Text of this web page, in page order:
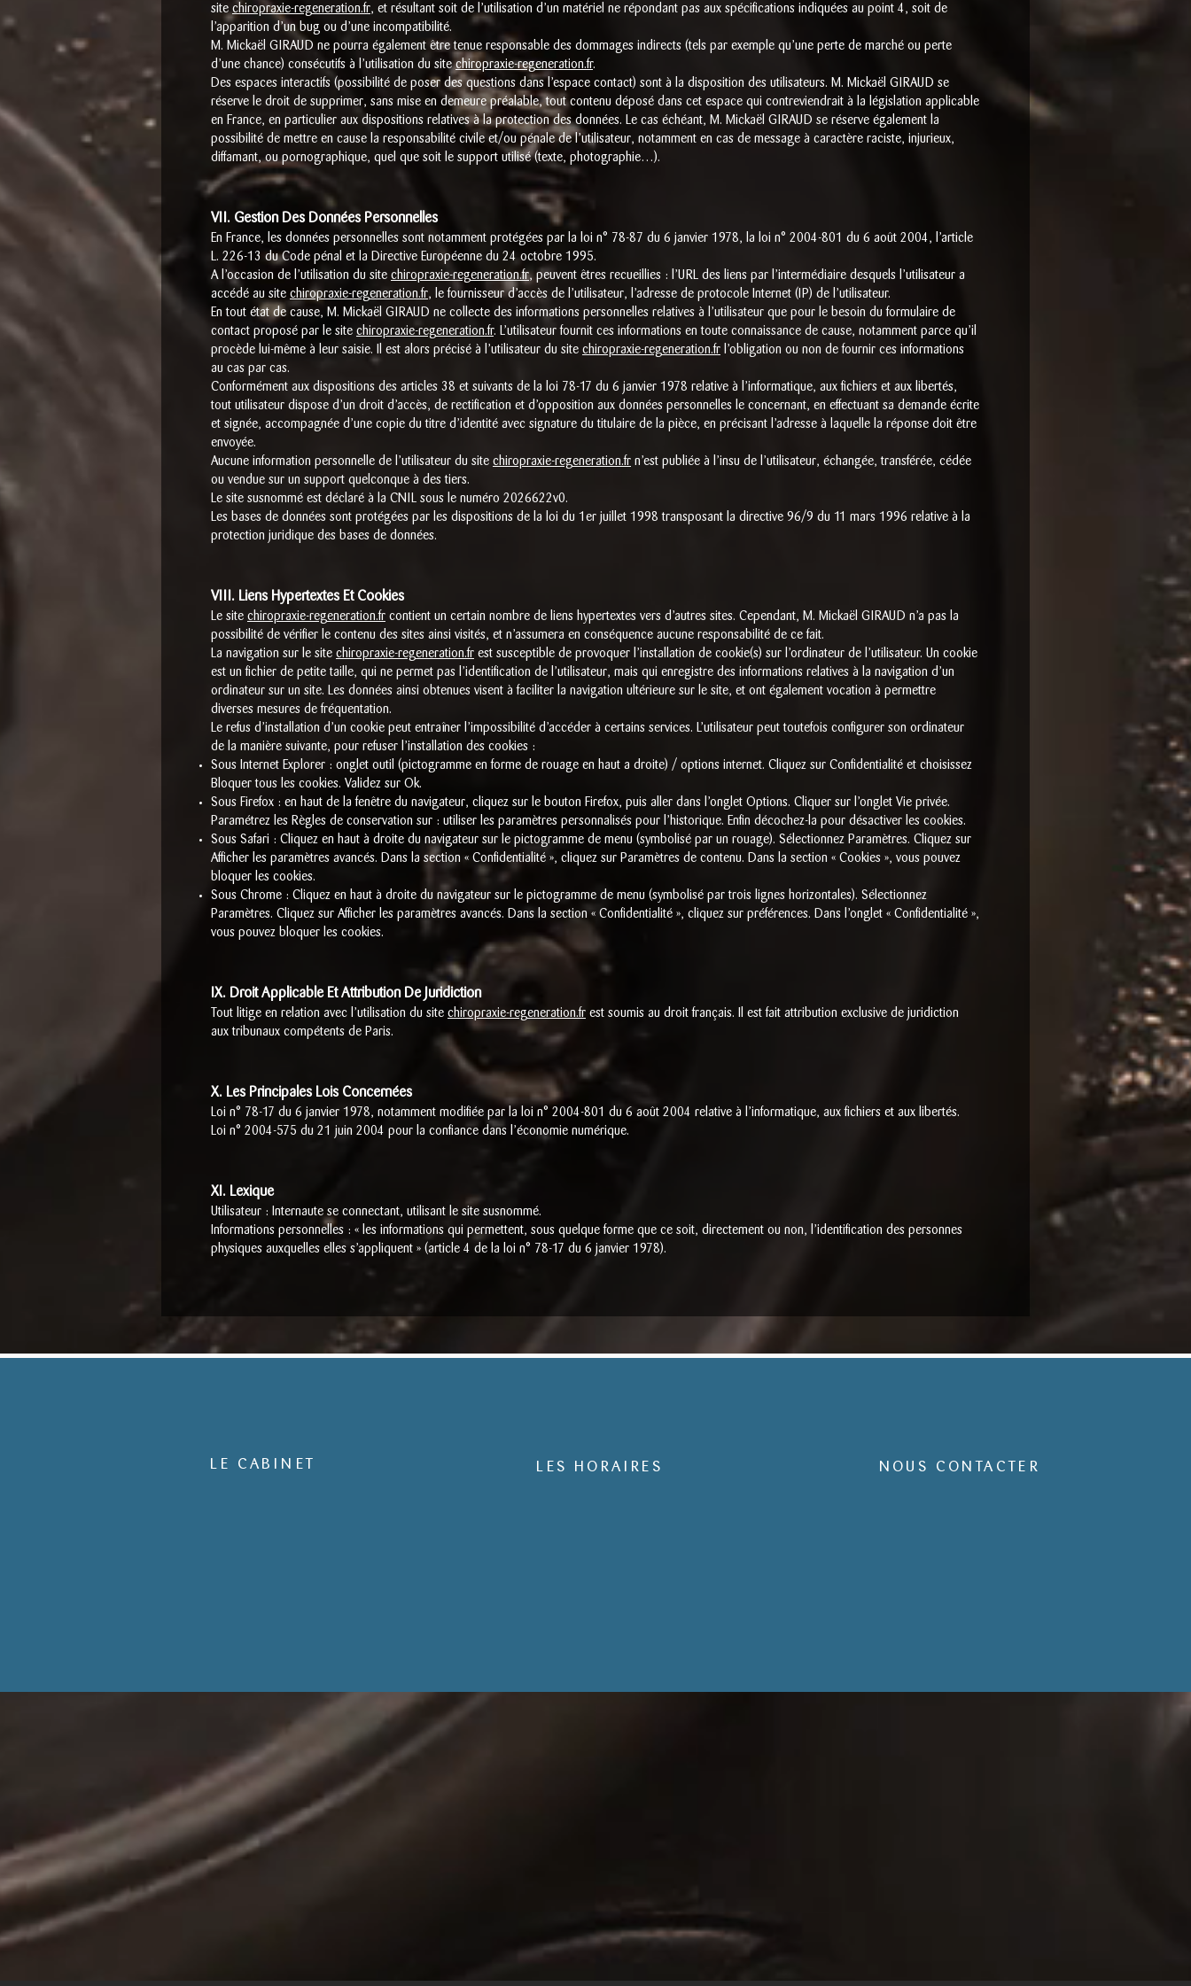
site chiropraxie-regeneration.fr, et résultant soit de l’utilisation d’un matériel ne répondant pas aux spécifications indiquées au point 4, soit de
l’apparition d’un bug ou d’une incompatibilité.
M. Mickaël GIRAUD ne pourra également être tenue responsable des dommages indirects (tels par exemple qu’une perte de marché ou perte
d’une chance) consécutifs à l’utilisation du sitechiropraxie-regeneration.fr.
Des espaces interactifs (possibilité de poser des questions dans l’espace contact) sont à la disposition des utilisateurs. M. Mickaël GIRAUD se
réserve le droit de supprimer, sans mise en demeure préalable, tout contenu déposé dans cet espace qui contreviendrait à la législation applicable
en France, en particulier aux dispositions relatives à la protection des données. Le cas échéant, M. Mickaël GIRAUD se réserve également la
possibilité de mettre en cause la responsabilité civile et/ou pénale de l’utilisateur, notamment en cas de message à caractère raciste, injurieux,
diffamant, ou pornographique, quel que soit le support utilisé (texte, photographie…).
VII. Gestion Des Données Personnelles
En France, les données personnelles sont notamment protégées par la loi n° 78-87 du 6 janvier 1978, la loi n° 2004-801 du 6 août 2004, l’article
L. 226-13 du Code pénal et la Directive Européenne du 24 octobre 1995.
A l’occasion de l’utilisation du site chiropraxie-regeneration.fr, peuvent êtres recueillies : l’URL des liens par l’intermédiaire desquels l’utilisateur a
accédé au site chiropraxie-regeneration.fr, le fournisseur d’accès de l’utilisateur, l’adresse de protocole Internet (IP) de l’utilisateur.
En tout état de cause, M. Mickaël GIRAUD ne collecte des informations personnelles relatives à l’utilisateur que pour le besoin du formulaire de
contact proposé par le site chiropraxie-regeneration.fr. L’utilisateur fournit ces informations en toute connaissance de cause, notamment parce qu’il
procède lui-même à leur saisie. Il est alors précisé à l’utilisateur du site chiropraxie-regeneration.fr l’obligation ou non de fournir ces informations
au cas par cas.
Conformément aux dispositions des articles 38 et suivants de la loi 78-17 du 6 janvier 1978 relative à l’informatique, aux fichiers et aux libertés,
tout utilisateur dispose d’un droit d’accès, de rectification et d’opposition aux données personnelles le concernant, en effectuant sa demande écrite
et signée, accompagnée d’une copie du titre d’identité avec signature du titulaire de la pièce, en précisant l’adresse à laquelle la réponse doit être
envoyée.
Aucune information personnelle de l’utilisateur du site chiropraxie-regeneration.fr n’est publiée à l’insu de l’utilisateur, échangée, transférée, cédée
ou vendue sur un support quelconque à des tiers.
Le site susnommé est déclaré à la CNIL sous le numéro 2026622v0.
Les bases de données sont protégées par les dispositions de la loi du 1er juillet 1998 transposant la directive 96/9 du 11 mars 1996 relative à la
protection juridique des bases de données.
VIII. Liens Hypertextes Et Cookies
Le site chiropraxie-regeneration.fr contient un certain nombre de liens hypertextes vers d’autres sites. Cependant, M. Mickaël GIRAUD n’a pas la
possibilité de vérifier le contenu des sites ainsi visités, et n’assumera en conséquence aucune responsabilité de ce fait.
La navigation sur le site chiropraxie-regeneration.fr est susceptible de provoquer l’installation de cookie(s) sur l’ordinateur de l’utilisateur. Un cookie
est un fichier de petite taille, qui ne permet pas l’identification de l’utilisateur, mais qui enregistre des informations relatives à la navigation d’un
ordinateur sur un site. Les données ainsi obtenues visent à faciliter la navigation ultérieure sur le site, et ont également vocation à permettre
diverses mesures de fréquentation.
Le refus d’installation d’un cookie peut entraîner l’impossibilité d’accéder à certains services. L’utilisateur peut toutefois configurer son ordinateur
de la manière suivante, pour refuser l’installation des cookies :
Sous Internet Explorer : onglet outil (pictogramme en forme de rouage en haut a droite) / options internet. Cliquez sur Confidentialité et choisissez
Bloquer tous les cookies. Validez sur Ok.
Sous Firefox : en haut de la fenêtre du navigateur, cliquez sur le bouton Firefox, puis aller dans l’onglet Options. Cliquer sur l’onglet Vie privée.
Paramétrez les Règles de conservation sur : utiliser les paramètres personnalisés pour l’historique. Enfin décochez-la pour désactiver les cookies.
Sous Safari : Cliquez en haut à droite du navigateur sur le pictogramme de menu (symbolisé par un rouage). Sélectionnez Paramètres. Cliquez sur
Afficher les paramètres avancés. Dans la section « Confidentialité », cliquez sur Paramètres de contenu. Dans la section « Cookies », vous pouvez
bloquer les cookies.
Sous Chrome : Cliquez en haut à droite du navigateur sur le pictogramme de menu (symbolisé par trois lignes horizontales). Sélectionnez
Paramètres. Cliquez sur Afficher les paramètres avancés. Dans la section « Confidentialité », cliquez sur préférences. Dans l’onglet « Confidentialité »,
vous pouvez bloquer les cookies.
IX. Droit Applicable Et Attribution De Juridiction
Tout litige en relation avec l’utilisation du site chiropraxie-regeneration.fr est soumis au droit français. Il est fait attribution exclusive de juridiction
aux tribunaux compétents de Paris.
X. Les Principales Lois Concernées
Loi n° 78-17 du 6 janvier 1978, notamment modifiée par la loi n° 2004-801 du 6 août 2004 relative à l’informatique, aux fichiers et aux libertés.
Loi n° 2004-575 du 21 juin 2004 pour la confiance dans l’économie numérique.
XI. Lexique
Utilisateur : Internaute se connectant, utilisant le site susnommé.
Informations personnelles : « les informations qui permettent, sous quelque forme que ce soit, directement ou non, l’identification des personnes
physiques auxquelles elles s’appliquent » (article 4 de la loi n° 78-17 du 6 janvier 1978).
LE CABINET LES HORAIRES NOUS CONTACTER